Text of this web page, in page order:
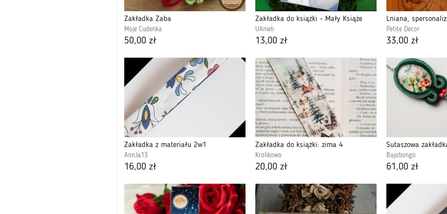
Zakładka Żaba
Moje Cudeńka
50,00 zł
Zakładka do książki - Mały Książe
UAnieli
13,00 zł
Lniana,
Petite Decor
33,00 zł
Zakładka z materiału 2w1
AnnJa13
16,00 zł
Zakładka do książki: zima 4
Krolikowo
20,00 zł
Sutaszowa
Bajobongo
61,00 zł